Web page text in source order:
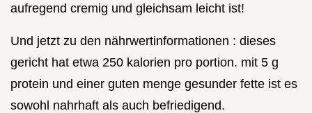
aufregend cremig und gleichsam leicht ist!
Und jetzt zu den nährwertinformationen : dieses
gericht hat etwa 250 kalorien pro portion. mit 5 g
protein und einer guten menge gesunder fette ist es
sowohl nahrhaft als auch befriedigend.